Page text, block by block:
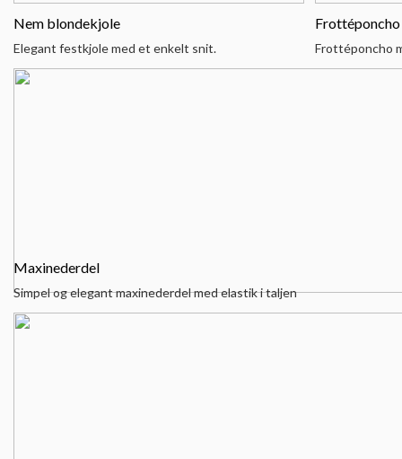
Nem blondekjole
Elegant festkjole med et enkelt snit.
Frottéponcho
Frottéponcho
Maxinederdel
Simpel og elegant maxinederdel med elastik i taljen